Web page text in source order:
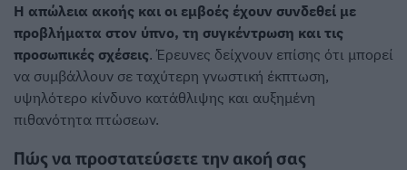
Η απώλεια ακοής και οι εμβοές έχουν συνδεθεί με
προβλήματα στον ύπνο, τη συγκέντρωση και τις
προσωπικές σχέσεις. Έρευνες δείχνουν επίσης ότι μπορεί
να συμβάλλουν σε ταχύτερη γνωστική έκπτωση,
υψηλότερο κίνδυνο κατάθλιψης και αυξημένη
πιθανότητα πτώσεων.
Πώς να προστατεύσετε την ακοή σας